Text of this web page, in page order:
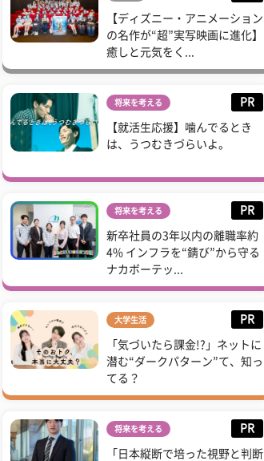
【ディズニー・アニメーション
の名作が“超”実写映画に進化】
癒しと元気をく...
将来を考える PR
【就活生応援】噛んでるとき
は、うつむきづらいよ。
将来を考える PR
新卒社員の3年以内の離職率約
4% インフラを“錆び”から守る
ナカボーテッ...
大学生活 PR
「気づいたら課金!?」ネットに
潜む“ダークパターン”て、知っ
てる？
将来を考える PR
「日本縦断で培った視野と判断